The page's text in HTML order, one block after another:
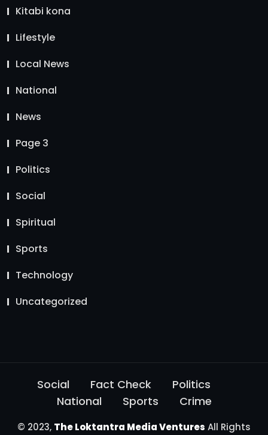
Kitabi kona
Lifestyle
Local News
National
News
Page 3
Politics
Social
Spiritual
Sports
Technology
Uncategorized
Social Fact Check
Politics
National
Sports Crime
© 2023, The Loktantra Media Ventures All Rights